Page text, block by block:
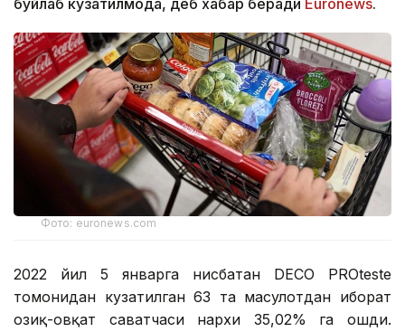
бўйлаб кузатилмоқда, деб хабар беради Euronews.
Фото: euronews.com
2022 йил 5 январга нисбатан DECO PROteste
томонидан кузатилган 63 та маҳсулотдан иборат
озиқ-овқат саватчаси нархи 35,02% га ошди.